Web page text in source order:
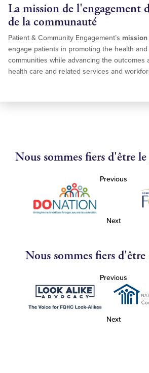
La mission de l'engagement
de la communauté
Patient & Community Engagement’s mission
engage patients in promoting the health
communities while advancing the outcomes
health care and related services and
Nous sommes fiers d'être
Previous
Next
Nous sommes fiers
Previous
Next